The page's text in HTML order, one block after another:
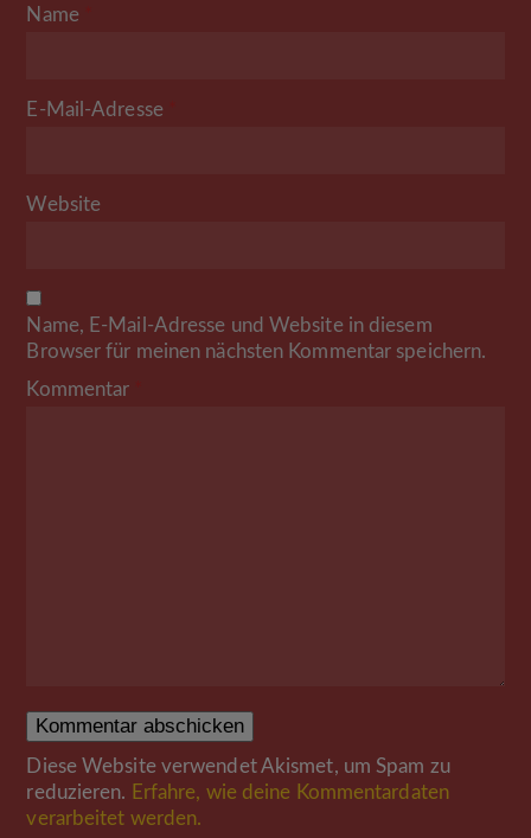
Name
E-Mail-Adresse
Website
Name, E-Mail-Adresse und Website in diesem
Browser für meinen nächsten Kommentar speichern.
Kommentar
Diese Website verwendet Akismet, um Spam zu
reduzieren. Erfahre, wie deine Kommentardaten
verarbeitet werden.